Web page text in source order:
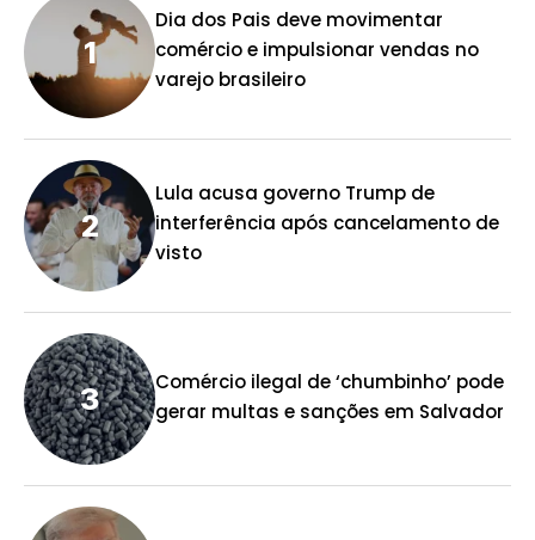
Dia dos Pais deve movimentar
comércio e impulsionar vendas no
varejo brasileiro
Lula acusa governo Trump de
interferência após cancelamento de
visto
Comércio ilegal de ‘chumbinho’ pode
gerar multas e sanções em Salvador